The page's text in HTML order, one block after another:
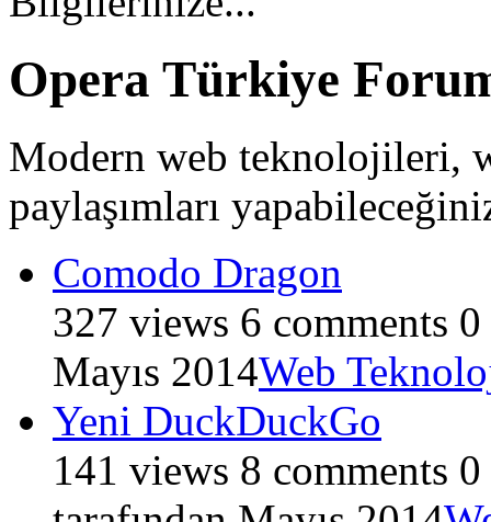
Opera Türkiye
Modern web teknolojileri,
paylaşımları
Comodo Dragon
327 views 6 comments 0
Mayıs 2014Web
Yeni DuckDuckGo
141 views 8 comments 0